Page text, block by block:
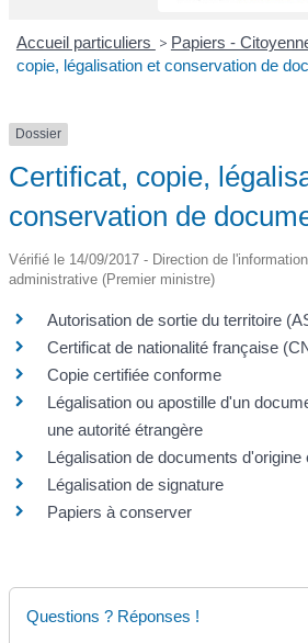
Accueil particuliers > Papiers -
copie, légalisation et conservation de
Dossier
Certificat, copie,
conservation de
Vérifié le 14/09/2017 - Direction de
administrative (Premier ministre)
Autorisation de sortie du territoire
Certificat de nationalité française
Copie certifiée conforme
Légalisation ou apostille d'un
une autorité étrangère
Légalisation de documents d'origine
Légalisation de signature
Papiers à conserver
Questions ? Réponses !